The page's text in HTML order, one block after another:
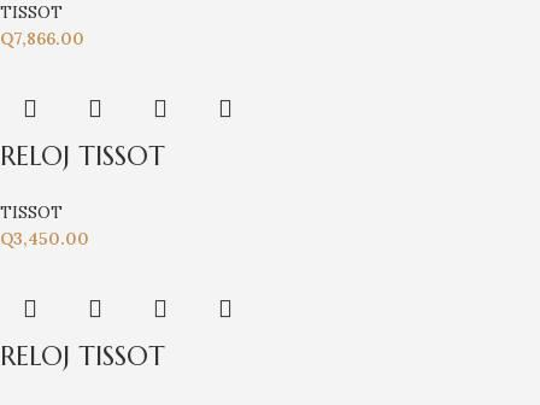
TISSOT
Q7,866.00
RELOJ TISSOT
TISSOT
Q3,450.00
RELOJ TISSOT